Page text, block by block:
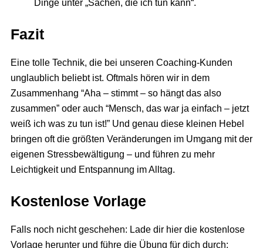
Fazit
Eine tolle Technik, die bei unseren Coaching-Kunden
unglaublich beliebt ist. Oftmals hören wir in dem
Zusammenhang “Aha – stimmt – so hängt das also
zusammen” oder auch “Mensch, das war ja einfach – jetzt
weiß ich was zu tun ist!” Und genau diese kleinen Hebel
bringen oft die größten Veränderungen im Umgang mit der
eigenen Stressbewältigung – und führen zu mehr
Leichtigkeit und Entspannung im Alltag.
Kostenlose Vorlage
Falls noch nicht geschehen: Lade dir hier die kostenlose
Vorlage herunter und führe die Übung für dich durch: